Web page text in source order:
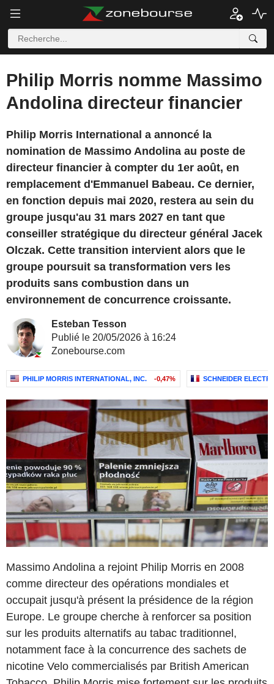
Philip Morris nomme Massimo
Andolina directeur financier
Philip Morris International a annoncé la
nomination de Massimo Andolina au poste de
directeur financier à compter du 1er août, en
remplacement d'Emmanuel Babeau. Ce dernier,
en fonction depuis mai 2020, restera au sein du
groupe jusqu'au 31 mars 2027 en tant que
conseiller stratégique du directeur général Jacek
Olczak. Cette transition intervient alors que le
groupe poursuit sa transformation vers les
produits sans combustion dans un
environnement de concurrence croissante.
Esteban Tesson
Publié le 20/05/2026 à 16:24
Zonebourse.com
PHILIP MORRIS INTERNATIONAL, INC. -0,47% SCHNEIDER
Massimo Andolina a rejoint Philip Morris en 2008
comme directeur des opérations mondiales et
occupait jusqu'à présent la présidence de la région
Europe. Le groupe cherche à renforcer sa position
sur les produits alternatifs au tabac traditionnel,
notamment face à la concurrence des sachets de
nicotine Velo commercialisés par British American